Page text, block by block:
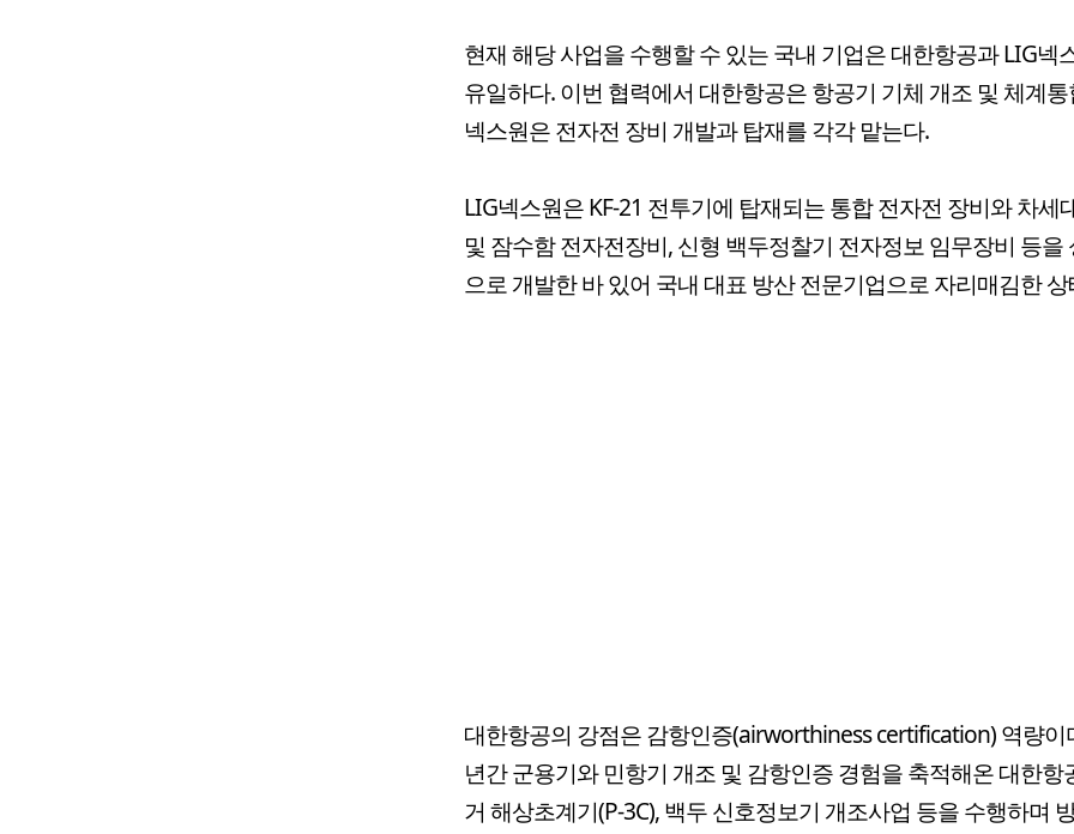
현재 해당 사업을 수행할 수 있는 국내 기업은 대한항공과 LIG넥
유일하다. 이번 협력에서 대한항공은 항공기 기체 개조 및 체계통
넥스원은 전자전 장비 개발과 탑재를 각각 맡는다.
LIG넥스원은 KF-21 전투기에 탑재되는 통합 전자전 장비와 차세
및 잠수함 전자전장비, 신형 백두정찰기 전자정보 임무장비 등을
으로 개발한 바 있어 국내 대표 방산 전문기업으로 자리매김한
대한항공의 강점은 감항인증(airworthiness certification) 역량이
년간 군용기와 민항기 개조 및 감항인증 경험을 축적해온 대한항
거 해상초계기(P-3C), 백두 신호정보기 개조사업 등을 수행하며